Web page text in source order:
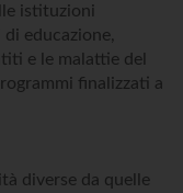
istituzioni
educazione,
e le malattie del
finalizzati a
diverse da quelle